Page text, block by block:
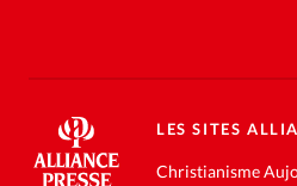
LES SITES
Christianisme